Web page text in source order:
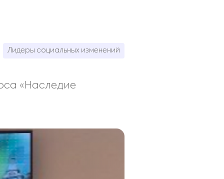
Лидеры социальных изменений
«Наследие